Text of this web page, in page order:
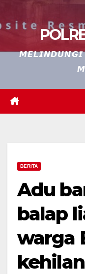
BERITA
Adu
balap
warga